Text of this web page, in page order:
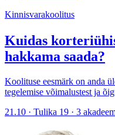
Kinnisvarakoolitus
Kuidas
hakkama saada?
Koolituse eesmärk on anda
tegelemise võimalustest ja
21.10 · Tulika 19 · 3